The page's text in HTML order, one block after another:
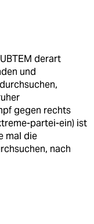
derart
und
gegen rechts
partei-ein) ist
mal die
nach